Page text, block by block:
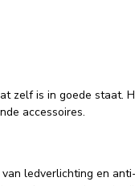
zelf is in goede staat.
accessoires.
ledverlichting en